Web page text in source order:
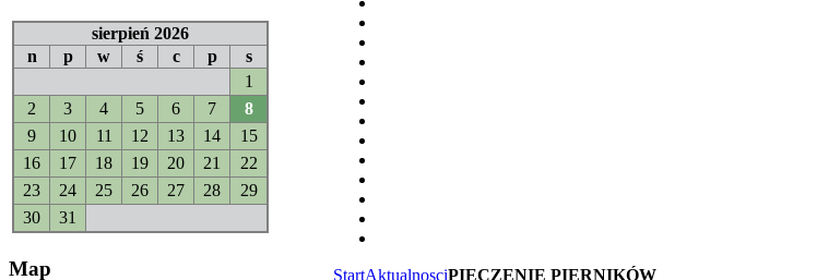
StartAktualnosciPIECZENIE PIERNIKÓW
sierpień 2026
n
p w ś c p
s
1
2
3 4 5 6 7
8
9
10 11 12 13 14
15
16
17 18 19 20 21
22
23
24 25 26 27 28
29
30
31
Map